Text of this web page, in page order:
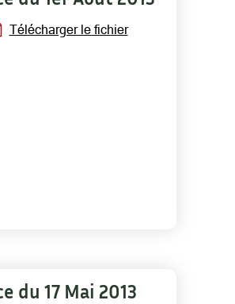
Télécharger le fichier
du 17 Mai 2013